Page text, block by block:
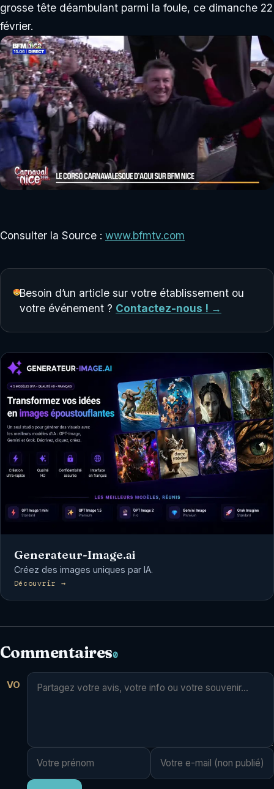
grosse tête déambulant parmi la foule, ce dimanche 22
février.
Consulter la Source : www.bfmtv.com
Besoin d’un article sur votre établissement ou
votre événement ? Contactez-nous ! →
Generateur-Image.ai
Créez des images uniques par IA.
Découvrir →
Commentaires0
VO